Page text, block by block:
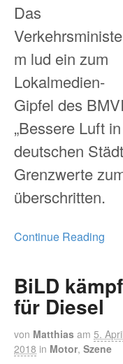
Das
m lud ein zum
Lokalmedien-
Gipfel des
„Bessere Luft
deutschen
Grenzwerte
überschritten.
Continue Reading
BiLD
für Diesel
von Matthias am 5. April
2018 in Motor, Szene